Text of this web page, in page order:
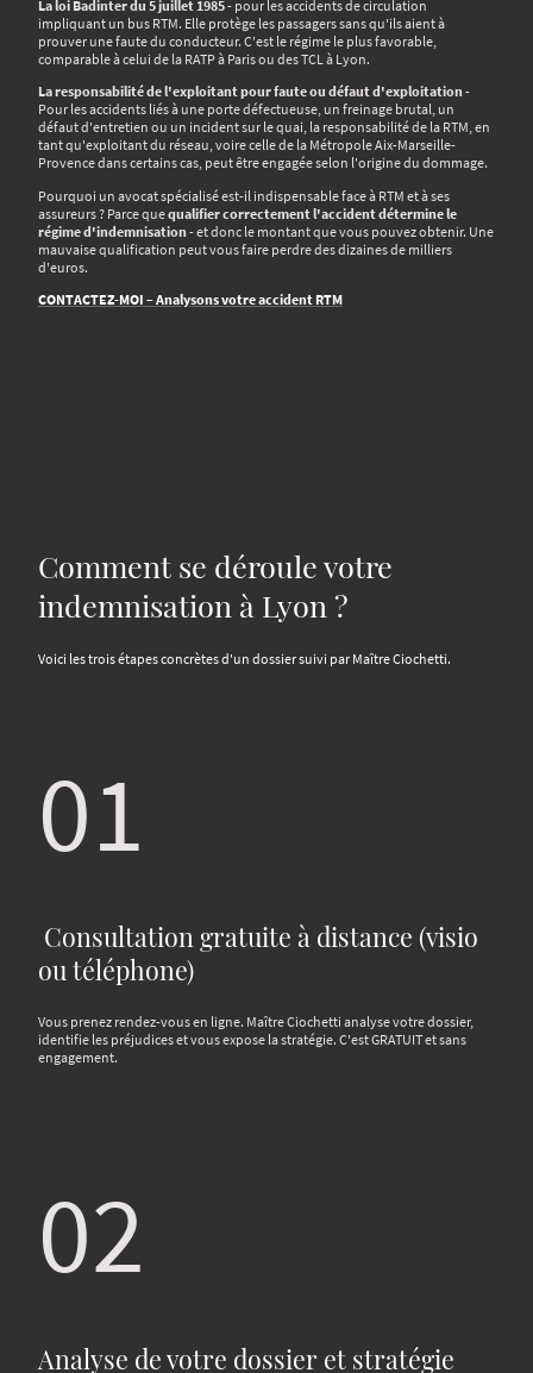
La loi Badinter du 5 juillet 1985- pour les accidents de circulation
impliquant un bus RTM. Elle protège les passagers sans qu'ils aient à
prouver une faute du conducteur. C'est le régime le plus favorable,
comparable à celui de la RATP à Paris ou des TCL à Lyon.
La responsabilité de l'exploitant pour faute ou défaut d'exploitation-
Pour les accidents liés à une porte défectueuse, un freinage brutal, un
défaut d'entretien ou un incident sur le quai, la responsabilité de la RTM, en
tant qu'exploitant du réseau, voire celle de la Métropole Aix-Marseille-
Provencedans certains cas, peut être engagée selon l'origine du dommage.
Pourquoi un avocat spécialisé est-il indispensable face à RTM et à ses
assureurs ? Parce quequalifier correctement l'accident détermine le
régime d'indemnisation- et donc le montant que vous pouvez obtenir. Une
mauvaise qualification peut vous faire perdre des dizaines de milliers
d'euros.
CONTACTEZ-MOI – Analysons votre accident RTM
Comment se déroule votre
indemnisation à Lyon ?
Voici les trois étapes concrètes d'un dossier suivi par Maître Ciochetti.
01
Consultation gratuite à distance (visio
ou téléphone)
Vous prenez rendez-vous en ligne. Maître Ciochetti analyse votre dossier,
identifie les préjudices et vous expose la stratégie. C'est GRATUIT et sans
engagement.
02
Analyse de votre dossier et stratégie